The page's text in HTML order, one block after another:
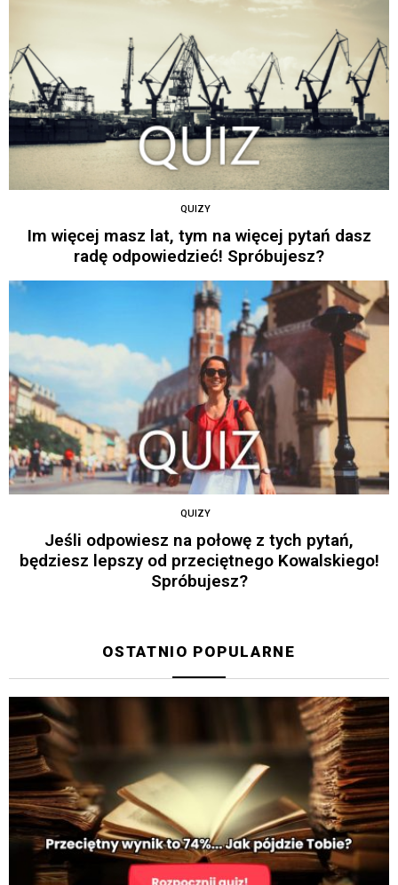
QUIZY
Im więcej masz lat, tym na więcej pytań dasz
radę odpowiedzieć! Spróbujesz?
QUIZY
Jeśli odpowiesz na połowę z tych pytań,
będziesz lepszy od przeciętnego Kowalskiego!
Spróbujesz?
OSTATNIO POPULARNE